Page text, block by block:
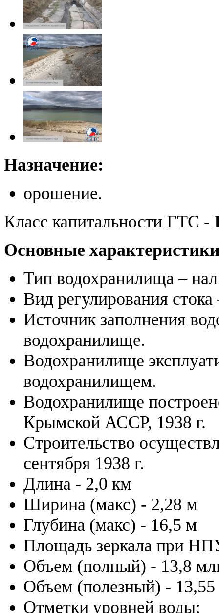
Назначение:
орошение.
Класс капитальности ГТС -
Основные
Тип водохранилища –
Вид регулирования стока
Источник заполнения
водохранилище.
Водохранилище
водохранилищем.
Водохранилище
Крымской АССР, 1938 г.
Строительство
сентября 1938 г.
Длина - 2,0 км
Ширина (макс) - 2,28 м
Глубина (макс) - 16,5 м
Площадь зеркала при
Объем (полный) - 13,8
Объем (полезный) -
Отметки уровней воды: